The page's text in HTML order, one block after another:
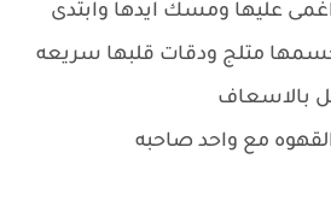
عليها ومسك ايدها وابتدى
متلج ودقات قلبها سريعه
بالاسعاف
مع واحد صاحبه